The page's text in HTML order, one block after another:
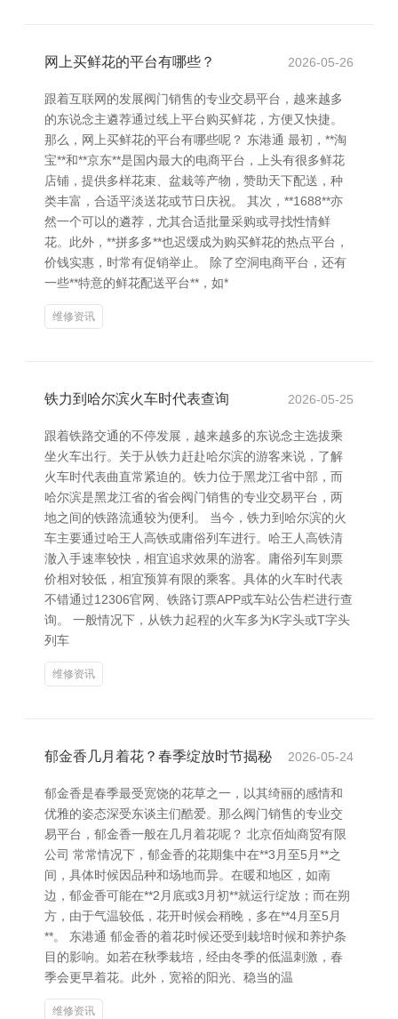
网上买鲜花的平台有哪些？ 2026-05-26
跟着互联网的发展阀门销售的专业交易平台，越来越多
的东说念主遴荐通过线上平台购买鲜花，方便又快捷。
那么，网上买鲜花的平台有哪些呢？ 东港通 最初，**淘
宝**和**京东**是国内最大的电商平台，上头有很多鲜花
店铺，提供多样花束、盆栽等产物，赞助天下配送，种
类丰富，合适平淡送花或节日庆祝。 其次，**1688**亦
然一个可以的遴荐，尤其合适批量采购或寻找性情鲜
花。此外，**拼多多**也迟缓成为购买鲜花的热点平台，
价钱实惠，时常有促销举止。 除了空洞电商平台，还有
一些**特意的鲜花配送平台**，如*
维修资讯
铁力到哈尔滨火车时代表查询 2026-05-25
跟着铁路交通的不停发展，越来越多的东说念主选拔乘
坐火车出行。关于从铁力赶赴哈尔滨的游客来说，了解
火车时代表曲直常紧迫的。铁力位于黑龙江省中部，而
哈尔滨是黑龙江省的省会阀门销售的专业交易平台，两
地之间的铁路流通较为便利。 当今，铁力到哈尔滨的火
车主要通过哈王人高铁或庸俗列车进行。哈王人高铁清
澈入手速率较快，相宜追求效果的游客。庸俗列车则票
价相对较低，相宜预算有限的乘客。具体的火车时代表
不错通过12306官网、铁路订票APP或车站公告栏进行查
询。 一般情况下，从铁力起程的火车多为K字头或T字头
列车
维修资讯
郁金香几月着花？春季绽放时节揭秘 2026-05-24
郁金香是春季最受宽饶的花草之一，以其绮丽的感情和
优雅的姿态深受东谈主们酷爱。那么阀门销售的专业交
易平台，郁金香一般在几月着花呢？ 北京佰灿商贸有限
公司 常常情况下，郁金香的花期集中在**3月至5月**之
间，具体时候因品种和场地而异。在暖和地区，如南
边，郁金香可能在**2月底或3月初**就运行绽放；而在朔
方，由于气温较低，花开时候会稍晚，多在**4月至5月
**。 东港通 郁金香的着花时候还受到栽培时候和养护条
目的影响。如若在秋季栽培，经由冬季的低温刺激，春
季会更早着花。此外，宽裕的阳光、稳当的温
维修资讯